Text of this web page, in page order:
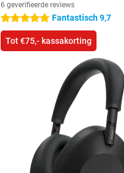
6 geverifieerde reviews
5 sterren Fantastisch 9,7
Tot €75,- kassakorting